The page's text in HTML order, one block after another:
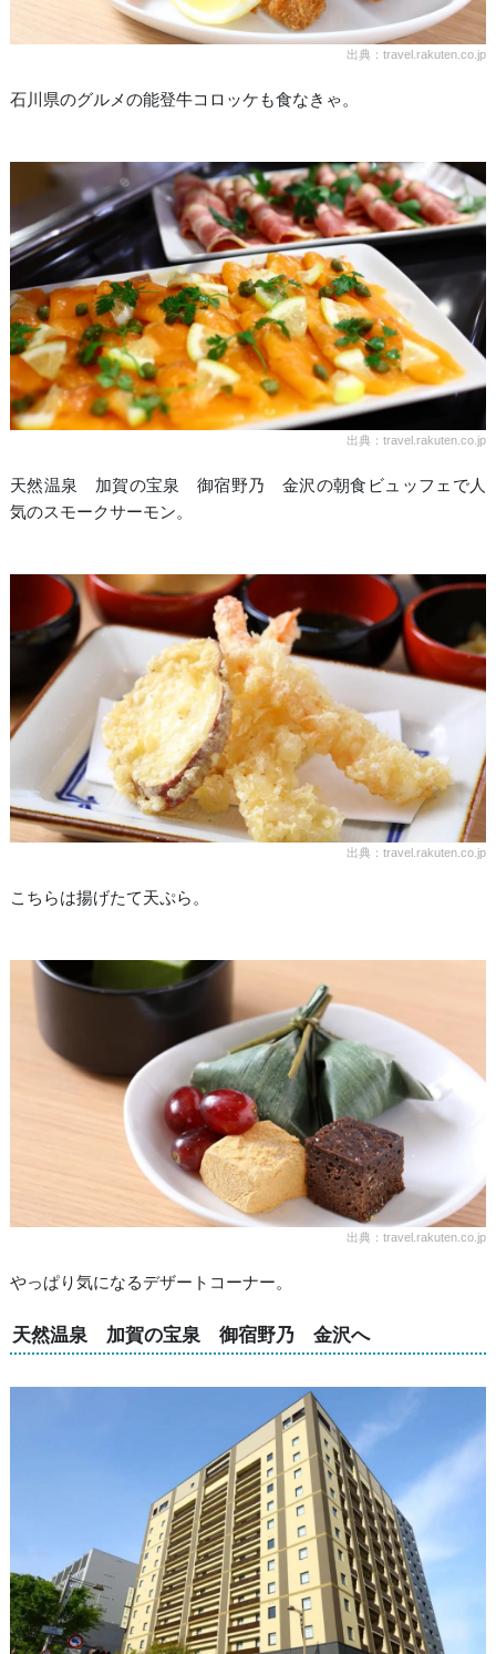
出典：travel.rakuten.co.jp
石川県のグルメの能登牛コロッケも食なきゃ。
出典：travel.rakuten.co.jp
天然温泉 加賀の宝泉 御宿野乃 金沢の朝食ビュッフェで人
気のスモークサーモン。
出典：travel.rakuten.co.jp
こちらは揚げたて天ぷら。
出典：travel.rakuten.co.jp
やっぱり気になるデザートコーナー。
天然温泉 加賀の宝泉 御宿野乃 金沢へ